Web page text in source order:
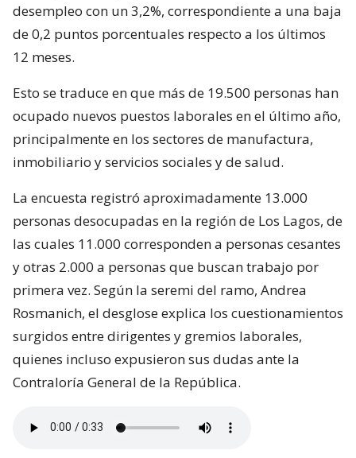
desempleo con un 3,2%, correspondiente a una baja
de 0,2 puntos porcentuales respecto a los últimos
12 meses.
Esto se traduce en que más de 19.500 personas han
ocupado nuevos puestos laborales en el último año,
principalmente en los sectores de manufactura,
inmobiliario y servicios sociales y de salud.
La encuesta registró aproximadamente 13.000
personas desocupadas en la región de Los Lagos, de
las cuales 11.000 corresponden a personas cesantes
y otras 2.000 a personas que buscan trabajo por
primera vez. Según la seremi del ramo, Andrea
Rosmanich, el desglose explica los cuestionamientos
surgidos entre dirigentes y gremios laborales,
quienes incluso expusieron sus dudas ante la
Contraloría General de la República.